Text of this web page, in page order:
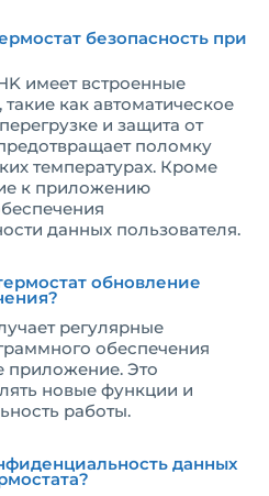
безопасность при
имеет встроенные
как автоматическое
и защита от
поломку
температурах. Кроме
к приложению
данных пользователя.
обновление
регулярные
обеспечения
приложение. Это
новые функции и
работы.
данных